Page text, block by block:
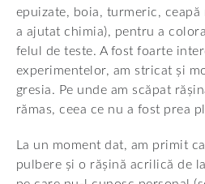
epuizate, boia, turmeric,
a ajutat chimia), pentru a
felul de teste. A fost foarte
experimentelor, am stricat și
gresia. Pe unde am scăpat
rămas, ceea ce nu a fost prea
La un moment dat, am primit
pulbere și o rășină acrilică de